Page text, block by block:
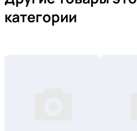
категории